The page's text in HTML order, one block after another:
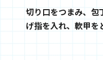
切り口をつまみ、包
げ指を入れ、軟甲を